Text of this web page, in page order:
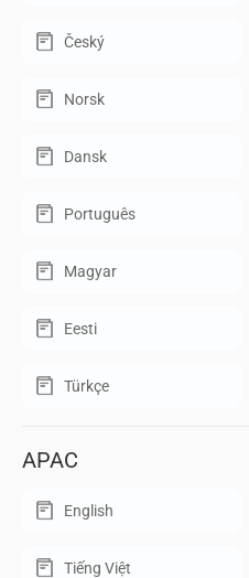
Český
Norsk
Dansk
Português
Magyar
Eesti
Türkçe
APAC
English
Tiếng Việt